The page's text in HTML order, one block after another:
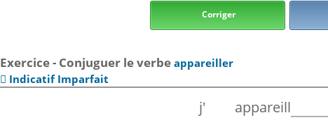
Corriger
Exercice - Conjuguer le verbeappareiller
 Indicatif Imparfait
j'
appareill